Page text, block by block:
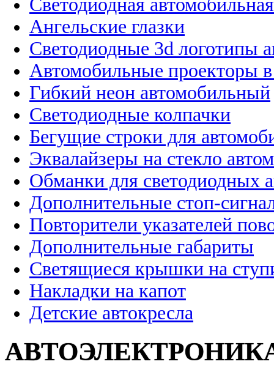
Светодиодная
Ангельские глазки
Светодиодные 3d логотипы
Автомобильные проекторы
Гибкий неон автомобильный
Светодиодные колпачки
Бегущие строки для
Эквалайзеры на стекло
Обманки для светодиодных
Дополнительные стоп-
Повторители указателей
Дополнительные габариты
Светящиеся крышки на
Накладки на капот
Детские автокресла